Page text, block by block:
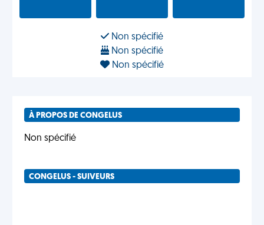
Non spécifié
Non spécifié
Non spécifié
À PROPOS DE CONGELUS
Non spécifié
CONGELUS - SUIVEURS